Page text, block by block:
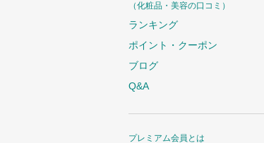
（化粧品・美容の口コミ）
ランキング
ポイント・クーポン
ブログ
Q&A
プレミアム会員とは